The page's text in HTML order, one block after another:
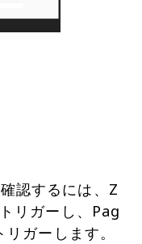
認するには、Z
リガーし、Pag
ガーします。